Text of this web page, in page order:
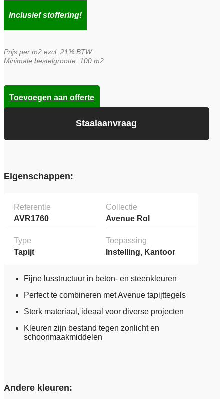
prijs
€26,95.
prijs
€21,95.
Inclusief stoffering!
Prijs per m2 excl. 21% BTW
Minimale bestelgrootte: 100 m2
Staalaanvraag
Toevoegen aan offerte
Eigenschappen:
Referentie
AVR1760
Collectie
Avenue Rol
Type
Tapijt
Toepassing
Instelling, Kantoor
Fijne lusstructuur in beton- en steenkleuren
Perfect te combineren met Avenue tapijttegels
Sterk materiaal, ideaal voor diverse projecten
Kleuren zijn bestand tegen zonlicht en
schoonmaakmiddelen
Andere kleuren: